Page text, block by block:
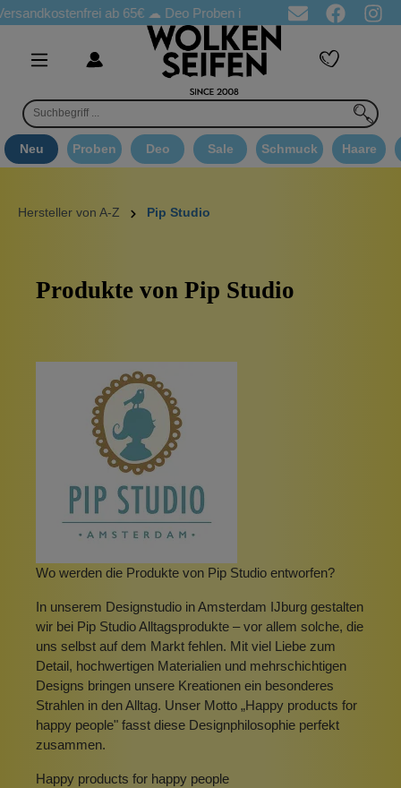
ab 65€☁ Deo Proben in jeder Bestellung ☁
Neu Proben Deo Sale Schmuck Haare
Hersteller von A-Z Pip Studio
Produkte von Pip Studio
Wo werden die Produkte von Pip Studio entworfen?
In unserem Designstudio in Amsterdam IJburg gestalten
wir bei Pip Studio Alltagsprodukte – vor allem solche, die
uns selbst auf dem Markt fehlen. Mit viel Liebe zum
Detail, hochwertigen Materialien und mehrschichtigen
Designs bringen unsere Kreationen ein besonderes
Strahlen in den Alltag. Unser Motto „Happy products for
happy people" fasst diese Designphilosophie perfekt
zusammen.
Happy products for happy people